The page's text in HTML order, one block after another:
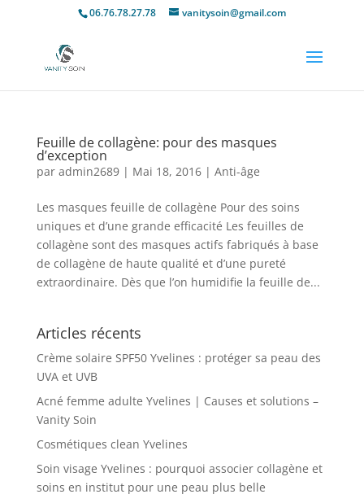
06.76.78.27.78 vanitysoin@gmail.com
Feuille de collagène: pour des masques
d’exception
par admin2689| Mai 18, 2016| Anti-âge
Les masques feuille de collagène Pour des soins
uniques et d’une grande efficacité Les feuilles de
collagène sont des masques actifs fabriqués à base
de collagène de haute qualité et d’une pureté
extraordinaire. Dès que l’on humidifie la feuille de...
Articles récents
Crème solaire SPF50 Yvelines : protéger sa peau des
UVA et UVB
Acné femme adulte Yvelines | Causes et solutions –
Vanity Soin
Cosmétiques clean Yvelines
Soin visage Yvelines : pourquoi associer collagène et
soins en institut pour une peau plus belle